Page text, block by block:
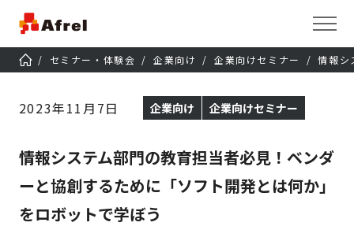
セミナー・体験会 企業向け 企業向けセミナー 情報シ
2023年11月7日 企業向け 企業向けセミナー
情報システム部門の教育担当者必見！ベンダ
ーと協創するために「ソフト開発とは何か」
をロボットで学ぼう